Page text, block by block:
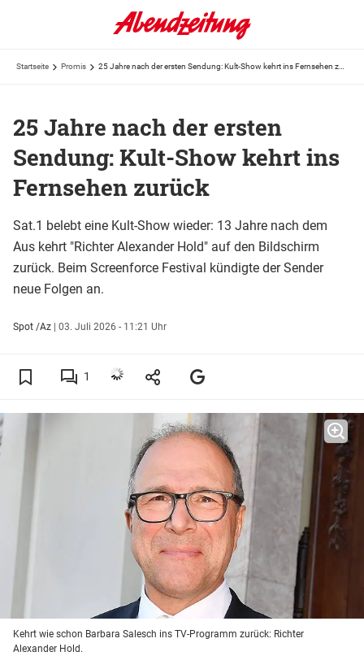
Startseite Promis
25 Jahre nach der ersten
Sendung: Kult-Show kehrt ins
Fernsehen zurück
Sat.1 belebt eine Kult-Show wieder: 13 Jahre nach dem
Aus kehrt "Richter Alexander Hold" auf den Bildschirm
zurück. Beim Screenforce Festival kündigte der Sender
neue Folgen an.
Spot /Az | 03. Juli 2026 - 11:21 Uhr
1
Kehrt wie schon Barbara Salesch ins TV-Programm zurück: Richter
Alexander Hold.